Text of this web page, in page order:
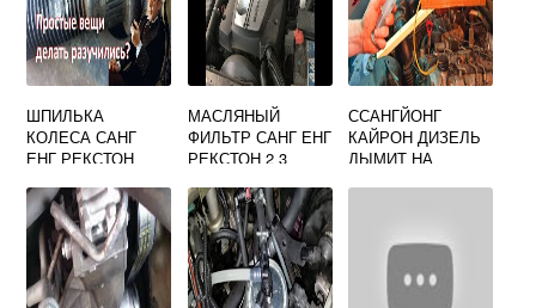
ШПИЛЬКА
КОЛЕСА САНГ
ЕНГ РЕКСТОН
МАСЛЯНЫЙ
ФИЛЬТР САНГ ЕНГ
РЕКСТОН 2 3
ССАНГЙОНГ
КАЙРОН ДИЗЕЛЬ
ДЫМИТ НА